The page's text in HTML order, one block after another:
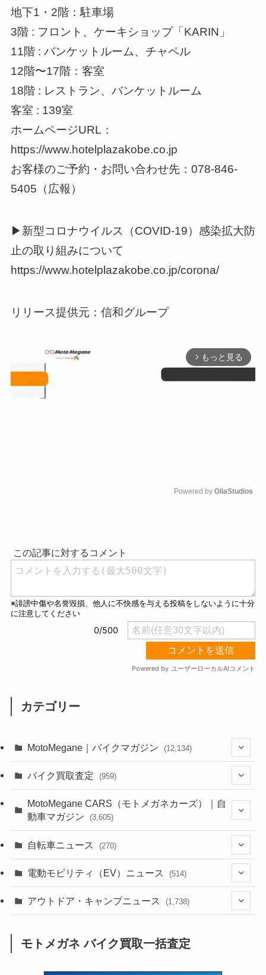
地下1・2階：駐⾞場
3階 : フロント、ケーキショップ「KARIN」
11階 : バンケットルーム、チャペル
12階〜17階：客室
18階 : レストラン、バンケットルーム
客室 : 139室
ホームページURL：
https://www.hotelplazakobe.co.jp
お客様のご予約・お問い合わせ先：078-846-
5405（広報）
▶新型コロナウイルス（COVID-19）感染拡大防
止の取り組みについて
https://www.hotelplazakobe.co.jp/corona/
リリース提供元：信和グループ
arrow_forward_ios もっと見る
Powered by GliaStudios
カテゴリー
MotoMegane｜バイクマガジン (12,134)
(44)
(638)
(118)
(60)
(31)
(252)
(38)
(24)
(249)
(64)
(306)
(6,957)
(2,473)
(249)
(1,226)
(12) (66)
(1,141)
バイク買取査定 (959)
(352)
MotoMegane CARS（モトメガネカーズ）｜自
動車マガジン
(3,605)
(185)
(137)
(73)
(2,744)
(126)
自転車ニュース (270)
(54)
(211)
電動モビリティ（EV）ニュース (514)
(132)
(171)
アウトドア・キャンプニュース (1,738)
モトメガネ バイク買取一括査定